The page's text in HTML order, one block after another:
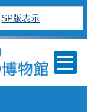
SP版表示